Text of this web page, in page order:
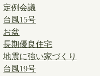
定例会議
台風15号
お盆
長期優良住宅
地震に強い家づくり
台風19号